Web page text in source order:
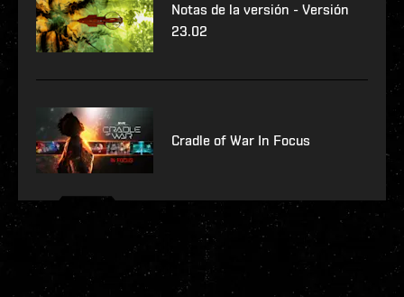
Notas de la versión - Versión
23.02
Cradle of War In Focus